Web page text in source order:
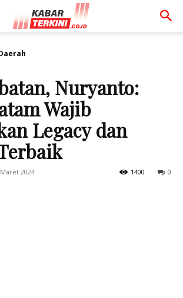
Nuryanto:
Wajib
Legacy dan
2024 0
1400